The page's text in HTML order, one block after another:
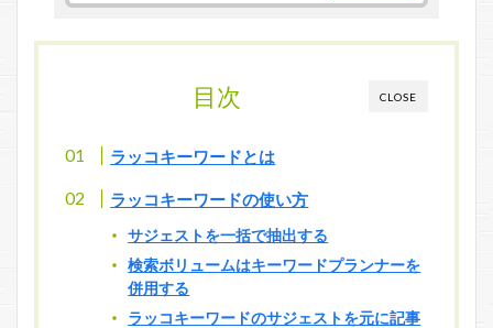
CLOSE
目次
ラッコキーワードとは
ラッコキーワードの使い方
サジェストを一括で抽出する
検索ボリュームはキーワードプランナーを
併用する
ラッコキーワードのサジェストを元に記事